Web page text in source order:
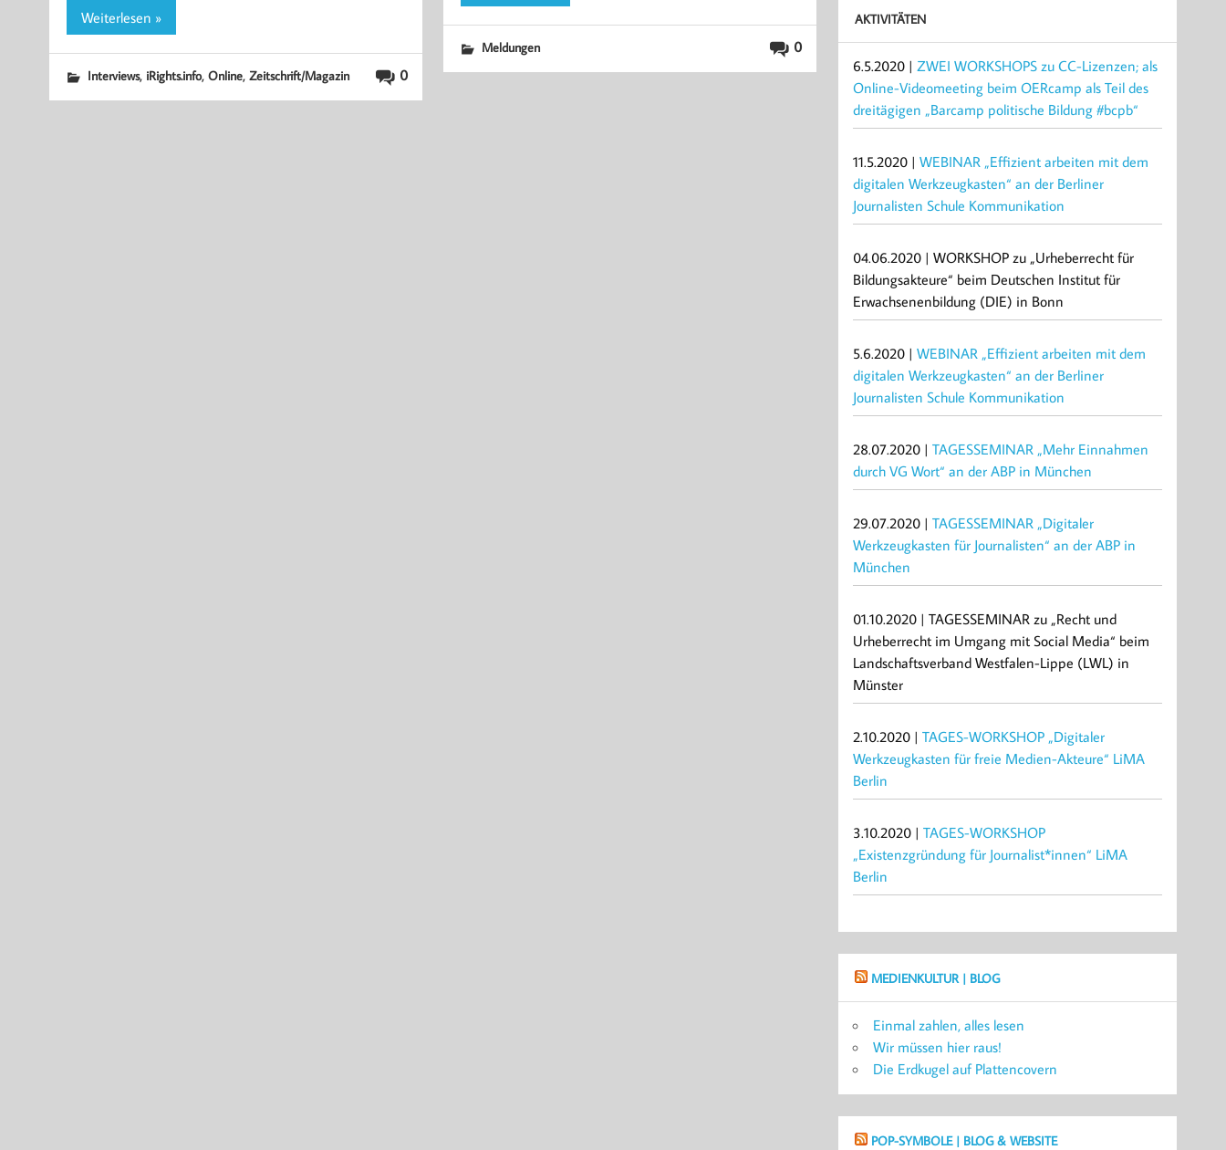
Weiterlesen »
0
Interviews, iRights.info, Online, Zeitschrift/Magazin
0
Meldungen
AKTIVITÄTEN
6.5.2020 |ZWEI WORKSHOPS zu CC-Lizenzen; als
Online-Videomeeting beim OERcamp als Teil des
dreitägigen „Barcamp politische Bildung #bcpb“
11.5.2020 |WEBINAR „Effizient arbeiten mit dem
digitalen Werkzeugkasten“ an der Berliner
Journalisten Schule Kommunikation
04.06.2020 | WORKSHOP zu „Urheberrecht für
Bildungsakteure“ beim Deutschen Institut für
Erwachsenenbildung (DIE) in Bonn
5.6.2020 |WEBINAR „Effizient arbeiten mit dem
digitalen Werkzeugkasten“ an der Berliner
Journalisten Schule Kommunikation
28.07.2020 |TAGESSEMINAR „Mehr Einnahmen
durch VG Wort“ an der ABP in München
29.07.2020 |TAGESSEMINAR „Digitaler
Werkzeugkasten für Journalisten“ an der ABP in
München
01.10.2020 | TAGESSEMINAR zu „Recht und
Urheberrecht im Umgang mit Social Media“ beim
Landschaftsverband Westfalen-Lippe (LWL) in
Münster
2.10.2020 |TAGES-WORKSHOP „Digitaler
Werkzeugkasten für freie Medien-Akteure“ LiMA
Berlin
3.10.2020 |TAGES-WORKSHOP
„Existenzgründung für Journalist*innen“ LiMA
Berlin
MEDIENKULTUR | BLOG
Einmal zahlen, alles lesen
Wir müssen hier raus!
Die Erdkugel auf Plattencovern
POP-SYMBOLE | BLOG & WEBSITE